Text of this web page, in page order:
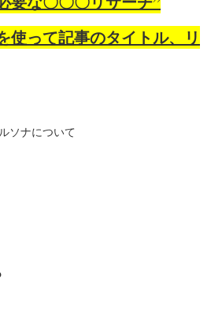
使って記事のタイトル、リ
ソナについて